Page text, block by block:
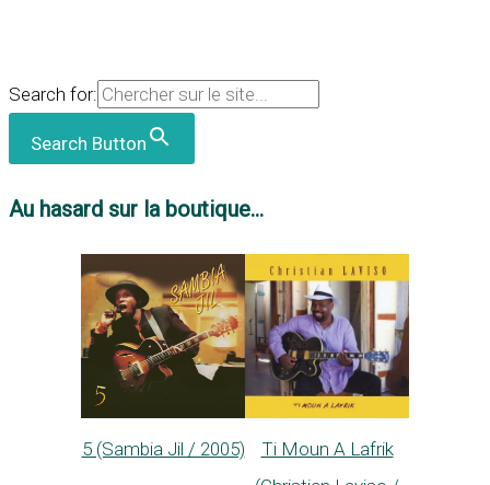
Search for:
Search Button
Au hasard sur la boutique...
5 (Sambia Jil / 2005)
Ti Moun A Lafrik